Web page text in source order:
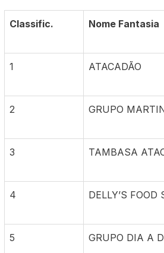
Classific. Nome Fantasia
1 ATACADÃO
2 GRUPO
3 TAMBASA
4 DELLY’S FOOD
5 GRUPO DIA A